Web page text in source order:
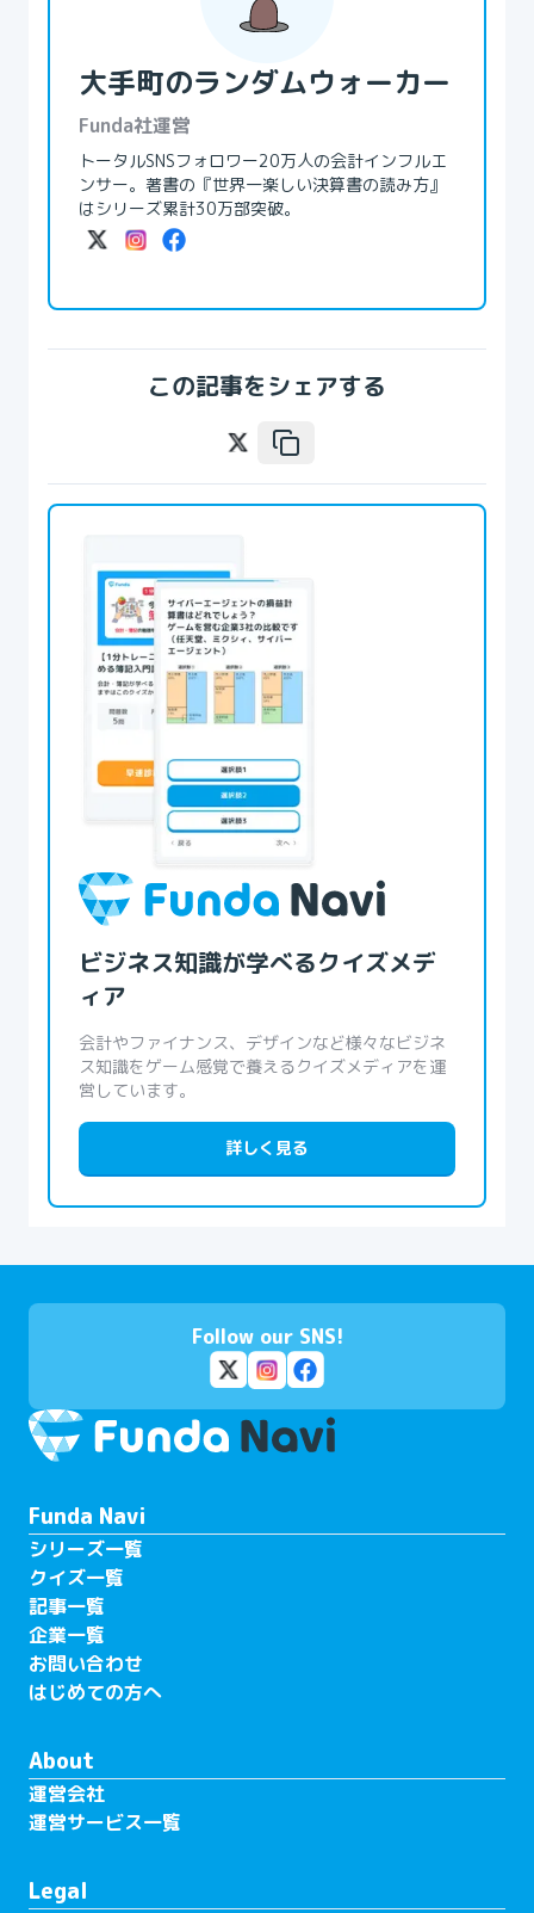
大手町のランダムウォーカー
Funda社運営
トータルSNSフォロワー20万人の会計インフルエ
ンサー。著書の『世界一楽しい決算書の読み方』
はシリーズ累計30万部突破。
この記事をシェアする
ビジネス知識が学べるクイズメデ
ィア
会計やファイナンス、デザインなど様々なビジネ
ス知識をゲーム感覚で養えるクイズメディアを運
営しています。
詳しく見る
Follow our SNS!
Funda Navi
シリーズ一覧
クイズ一覧
記事一覧
企業一覧
お問い合わせ
はじめての方へ
About
運営会社
運営サービス一覧
Legal